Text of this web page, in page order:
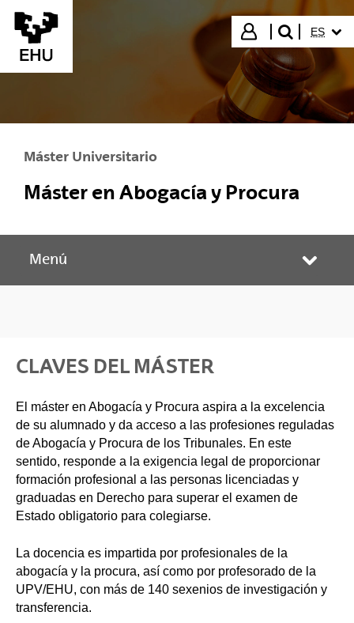
Saltar al contenido principal
Iniciar sesión
buscar"
ES
Máster Universitario
Máster en Abogacía y Procura
Menú
CLAVES DEL MÁSTER
El máster en Abogacía y Procura aspira a la excelencia
de su alumnado y da acceso a las profesiones reguladas
de Abogacía y Procura de los Tribunales. En este
sentido, responde a la exigencia legal de proporcionar
formación profesional a las personas licenciadas y
graduadas en Derecho para superar el examen de
Estado obligatorio para colegiarse.
La docencia es impartida por profesionales de la
abogacía y la procura, así como por profesorado de la
UPV/EHU, con más de 140 sexenios de investigación y
transferencia.